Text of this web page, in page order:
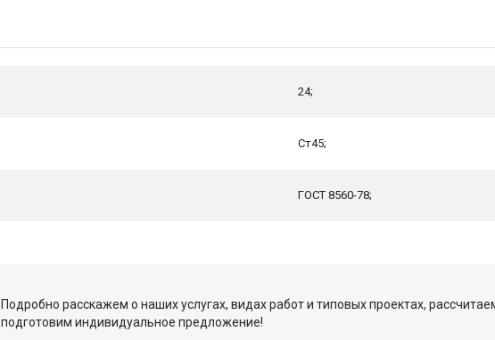
24;
Ст45;
ГОСТ 8560-78;
Подробно расскажем о наших услугах, видах работ и типовых проектах,
подготовим индивидуальное предложение!